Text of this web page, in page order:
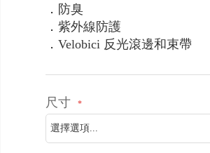
．防臭
．紫外線防護
．Velobici 反光滾邊和束帶
尺寸